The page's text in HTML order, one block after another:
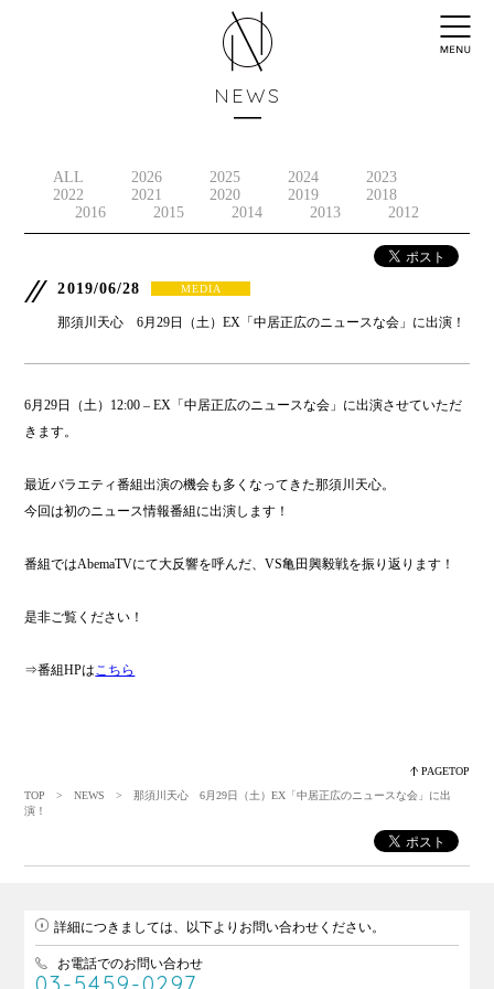
NEWS
ALL 2026 2025 2024
2023
2022
2021 2020 2019
2018
2016
2015 2014 2013 2012
2019/06/28 MEDIA
那須川天心 6月29日（土）EX「中居正広のニュースな会」に出演！
6月29日（土）12:00 – EX「中居正広のニュースな会」に出演させていただ
きます。
最近バラエティ番組出演の機会も多くなってきた那須川天心。
今回は初のニュース情報番組に出演します！
番組ではAbemaTVにて大反響を呼んだ、VS亀田興毅戦を振り返ります！
是非ご覧ください！
⇒番組HPはこちら
PAGETOP
TOP
>NEWS
> 那須川天心 6月29日（土）EX「中居正広のニュースな会」に出
演！
詳細につきましては、以下よりお問い合わせください。
お電話でのお問い合わせ